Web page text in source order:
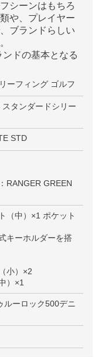
シーンはもちろ
や、プレイヤー
ブランドらしい
ドの基本となる
ーフィング ゴルフ
スタンダードシリー
STD
RANGER GREEN
（中）×1 ポケット
キーホルダーを搭
小）×2
）×1
ルーロック500デニ